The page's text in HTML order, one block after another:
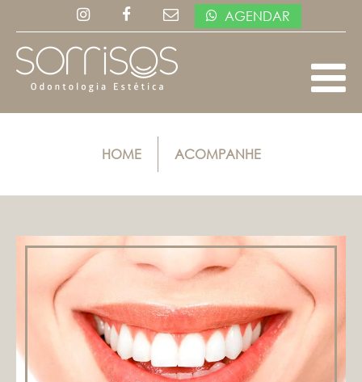
AGENDAR
HOME ACOMPANHE